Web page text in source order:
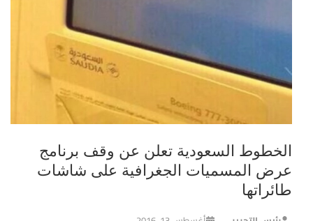
الخطوط السعودية تعلن عن وقف برنامج
عرض المسميات الجغرافية على شاشات
طائراتها